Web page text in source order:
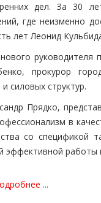
дел. За 30
где неизменно
лет Леонид
руководителя
прокурор
силовых структур.
Прядко,
в
со спецификой
эффективной работы
...